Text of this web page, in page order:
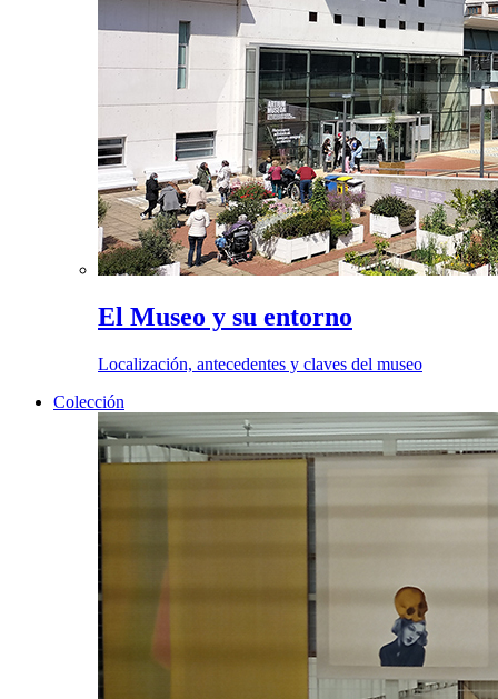
El Museo y su entorno
Localización, antecedentes y claves del museo
Colección